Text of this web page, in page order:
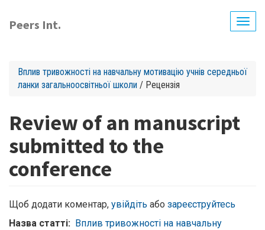
до
основного
Peers Int.
Вплив тривожності на навчальну мотивацію учнів середньої
ланки загальноосвітньої школи / Рецензія
Review of an manuscript
submitted to the
conference
Щоб додати коментар, увійдіть або зареєструйтесь
Назва статті
Вплив тривожності на навчальну